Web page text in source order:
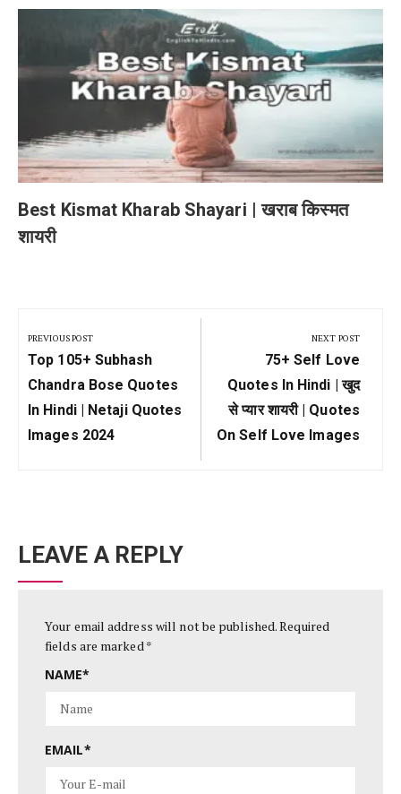
Best Kismat Kharab Shayari | खराब किस्मत
शायरी
navigation
PREVIOUS POST
Previous
Post:
Top 105+ Subhash
Chandra Bose Quotes
In Hindi | Netaji Quotes
Images 2024
NEXT POST
Next
Post:
75+ Self Love
Quotes In Hindi | खुद
से प्यार शायरी | Quotes
On Self Love Images
LEAVE A REPLY
Your email address will not be published.Required
fields are marked *
NAME*
EMAIL*